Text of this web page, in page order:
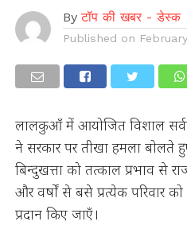
By टॉप की खबर - डेस्क
Published on
लालकुआँ में आयोजित विशाल
ने सरकार पर तीखा हमला बोलते
बिन्दुखत्ता को तत्काल प्रभाव से
और वर्षों से बसे प्रत्येक परिवार
प्रदान किए जाएँ।